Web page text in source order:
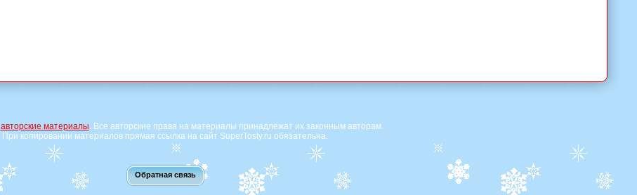
авторские материалы. Все авторские права на материалы принадлежат их законным авторам.
При копировании материалов прямая ссылка на сайт SuperTosty.ru обязательна.
Обратная связь